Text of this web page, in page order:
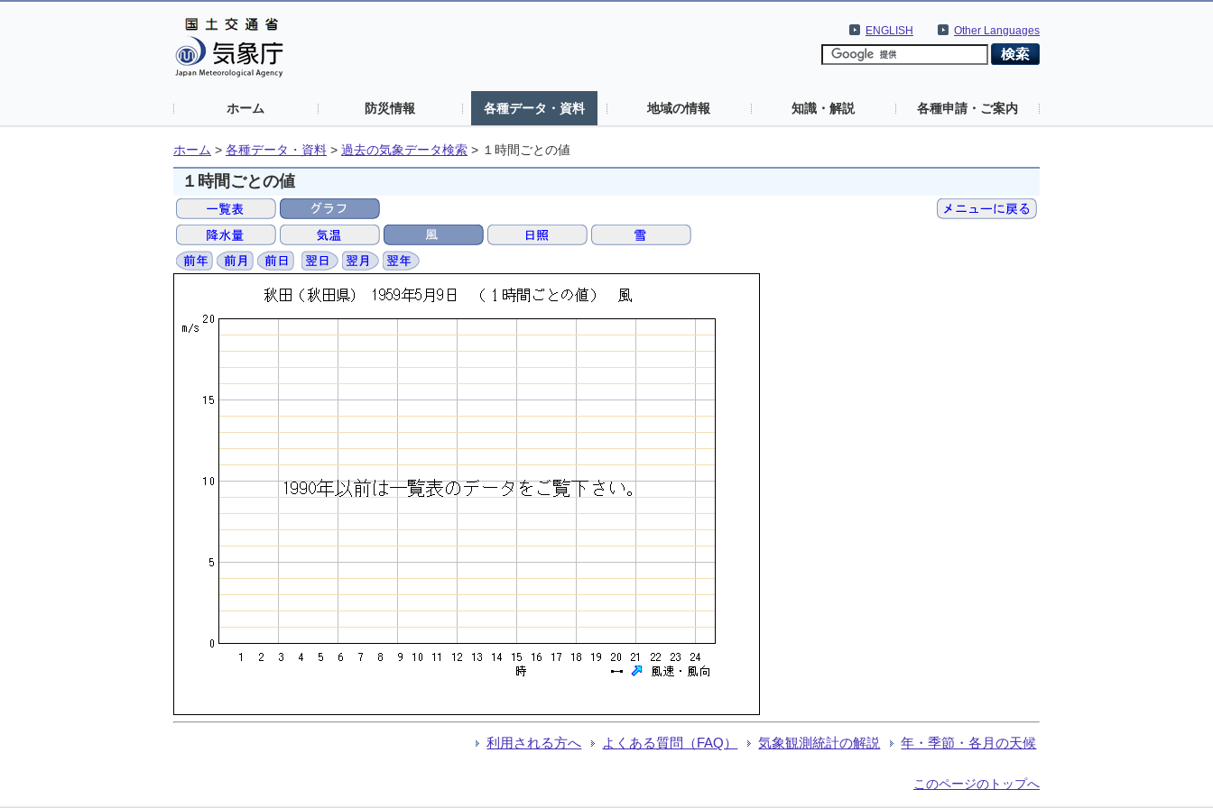
Other Languages
ENGLISH
ホーム 防災情報 各種データ・資料 地域の情報 知識・解説 各種申請・ご案内
ホーム > 各種データ・資料 > 過去の気象データ検索 > １時間ごとの値
１時間ごとの値
利用される方へ よくある質問（FAQ） 気象観測統計の解説 年・季節・各月の天候
このページのトップへ